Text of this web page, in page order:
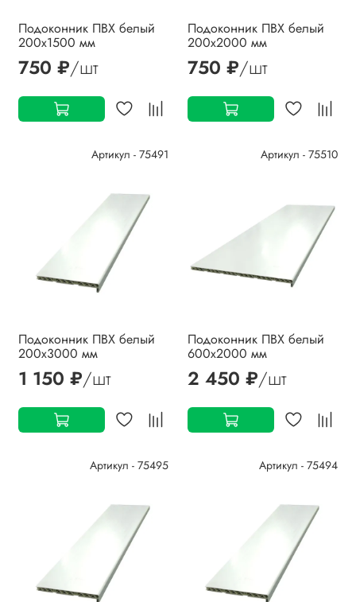
Подоконник ПВХ белый
200х1500 мм
750 ₽/шт
Подоконник ПВХ белый
200х2000 мм
750 ₽/шт
Артикул - 75491
Подоконник ПВХ белый
200х3000 мм
1 150 ₽/шт
Артикул - 75510
Подоконник ПВХ белый
600х2000 мм
2 450 ₽/шт
Артикул - 75495 Артикул - 75494